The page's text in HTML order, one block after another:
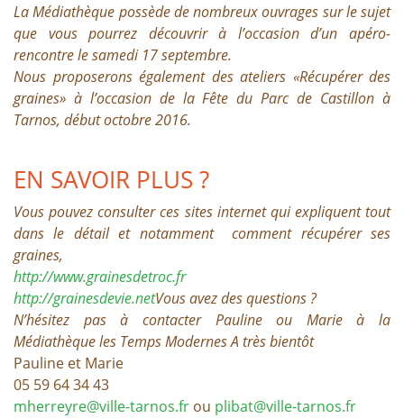
La Médiathèque possède de nombreux ouvrages sur le sujet
que vous pourrez découvrir à l’occasion d’un apéro-
rencontre le samedi 17 septembre.
Nous proposerons également des ateliers «Récupérer des
graines» à l’occasion de la Fête du Parc de Castillon à
Tarnos, début octobre 2016.
EN SAVOIR PLUS ?
Vous pouvez consulter ces sites internet qui expliquent tout
dans le détail et notamment comment récupérer ses
graines,
http://www.grainesdetroc.fr
http://grainesdevie.netVous avez des questions ?
N’hésitez pas à contacter Pauline ou Marie à la
Médiathèque les Temps ModernesA très bientôt
Pauline et Marie
05 59 64 34 43
mherreyre@ville-tarnos.fr ou plibat@ville-tarnos.fr